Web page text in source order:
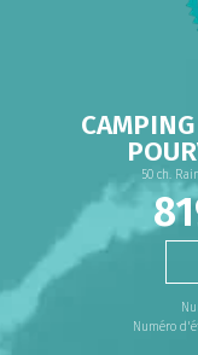
50 ch.
Numéro